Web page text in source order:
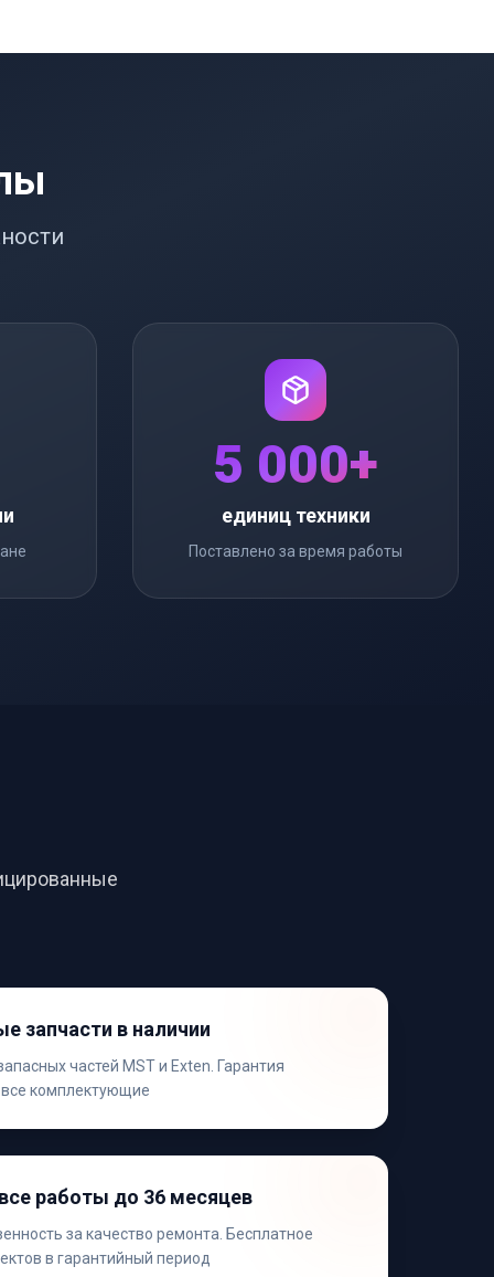
5 000+
единиц техники
Поставлено за время работы
запчасти в наличии
частей MST и Exten. Гарантия
комплектующие
работы до 36 месяцев
за качество ремонта. Бесплатное
в гарантийный период